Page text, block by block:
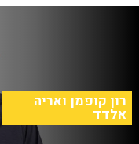
רון קופמן ואריה
אלדד